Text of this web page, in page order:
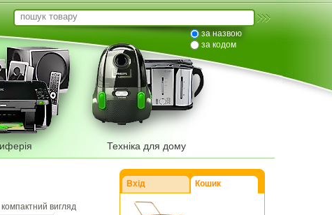
Техніка для дому
за назвою
за кодом
компактний вигляд
Вхід Кошик